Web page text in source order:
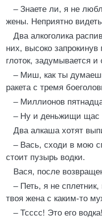
– Знаете ли, я не
жены. Неприятно
Два алкоголика
них, высоко
глоток, задумывается
– Миш, как ты
ракета с тремя
– Миллионов
– Ну и деньжищи щас
Два алкаша хотят
– Вась, сходи в мою
стоит пузырь водки.
Вася, после
– Петь, я не
твоя жена с каким-то
– Тсссс! Это его водка!